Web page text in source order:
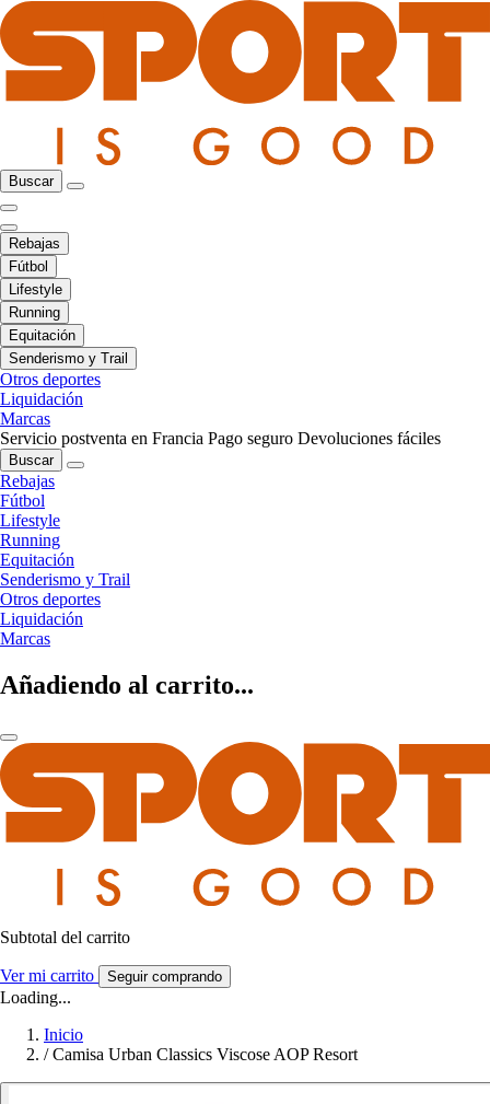
Buscar
Rebajas
Fútbol
Lifestyle
Running
Equitación
Senderismo y Trail
Otros deportes
Liquidación
Marcas
Servicio postventa en Francia Pago seguro Devoluciones fáciles
Buscar
Rebajas
Fútbol
Lifestyle
Running
Equitación
Senderismo y Trail
Otros deportes
Liquidación
Marcas
Añadiendo al carrito...
Subtotal del carrito
Ver mi carrito Seguir comprando
Loading...
Inicio
/ Camisa Urban Classics Viscose AOP Resort